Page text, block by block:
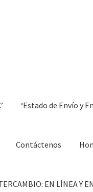
‘Estado de Envío y
Contáctenos
EN LÍNEA Y